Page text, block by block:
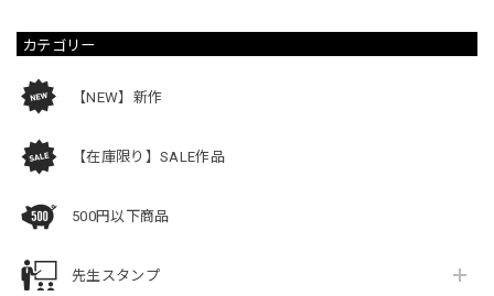
カテゴリー
【NEW】新作
【在庫限り】SALE作品
500円以下商品
先生スタンプ